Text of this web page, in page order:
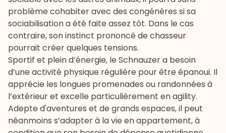
problème cohabiter avec des congénères si sa
sociabilisation a été faite assez tôt. Dans le cas
contraire, son instinct prononcé de chasseur
pourrait créer quelques tensions.
Sportif et plein d’énergie, le Schnauzer a besoin
d’une activité physique régulière pour être épanoui. Il
apprécie les longues promenades ou randonnées à
l’extérieur et excelle particulièrement en agility.
Adepte d'aventures et de grands espaces, il peut
néanmoins s’adapter à la vie en appartement, à